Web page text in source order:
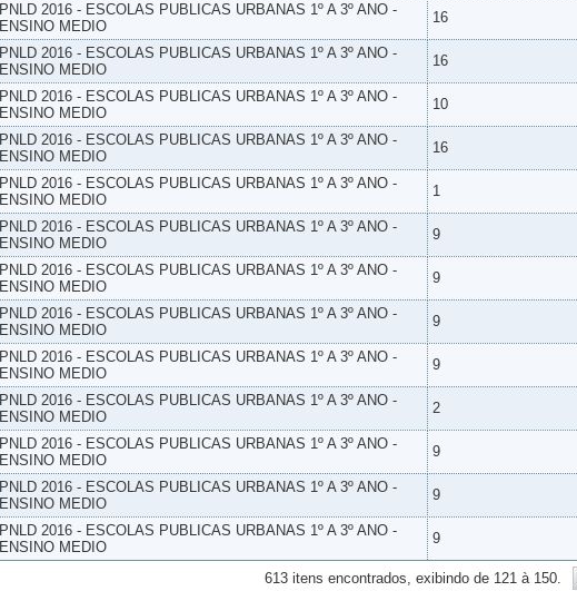
PNLD 2016 - ESCOLAS PUBLICAS URBANAS 1º A 3º ANO -
ENSINO MEDIO
16
PNLD 2016 - ESCOLAS PUBLICAS URBANAS 1º A 3º ANO -
ENSINO MEDIO
16
PNLD 2016 - ESCOLAS PUBLICAS URBANAS 1º A 3º ANO -
ENSINO MEDIO
10
PNLD 2016 - ESCOLAS PUBLICAS URBANAS 1º A 3º ANO -
ENSINO MEDIO
16
PNLD 2016 - ESCOLAS PUBLICAS URBANAS 1º A 3º ANO -
ENSINO MEDIO
1
PNLD 2016 - ESCOLAS PUBLICAS URBANAS 1º A 3º ANO -
ENSINO MEDIO
9
PNLD 2016 - ESCOLAS PUBLICAS URBANAS 1º A 3º ANO -
ENSINO MEDIO
9
PNLD 2016 - ESCOLAS PUBLICAS URBANAS 1º A 3º ANO -
ENSINO MEDIO
9
PNLD 2016 - ESCOLAS PUBLICAS URBANAS 1º A 3º ANO -
ENSINO MEDIO
9
PNLD 2016 - ESCOLAS PUBLICAS URBANAS 1º A 3º ANO -
ENSINO MEDIO
2
PNLD 2016 - ESCOLAS PUBLICAS URBANAS 1º A 3º ANO -
ENSINO MEDIO
9
PNLD 2016 - ESCOLAS PUBLICAS URBANAS 1º A 3º ANO -
ENSINO MEDIO
9
PNLD 2016 - ESCOLAS PUBLICAS URBANAS 1º A 3º ANO -
ENSINO MEDIO
9
613 itens encontrados, exibindo de 121 à 150.